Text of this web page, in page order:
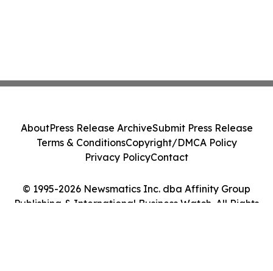
© 1995-2026 Newsmatics Inc. dba Affinity Group
Publishing & International Business Watch. All Rights
AboutPress Release ArchiveSubmit Press Release
Terms & ConditionsCopyright/DMCA Policy
Privacy PolicyContact